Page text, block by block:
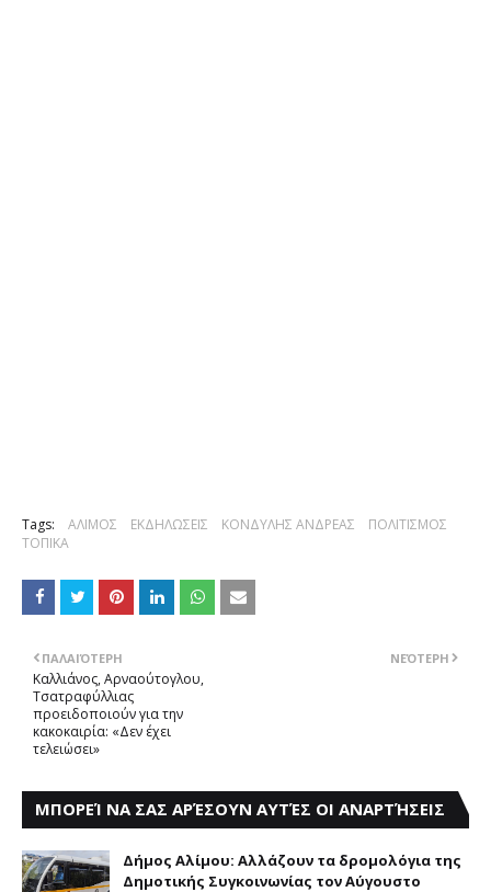
Tags: ΑΛΙΜΟΣ ΕΚΔΗΛΩΣΕΙΣ ΚΟΝΔΥΛΗΣ ΑΝΔΡΕΑΣ
ΠΟΛΙΤΙΣΜΟΣ
ΤΟΠΙΚΑ
ΝΕΌΤΕΡΗ
ΠΑΛΑΙΌΤΕΡΗ
Kαλλιάνος, Aρναούτογλου,
Tσατραφύλλιας
προειδοποιούν για την
κακοκαιρία: «Δεν έχει
τελειώσει»
ΜΠΟΡΕΊ ΝΑ ΣΑΣ ΑΡΈΣΟΥΝ ΑΥΤΈΣ ΟΙ ΑΝΑΡΤΉΣΕΙΣ
Δήμος Aλίμου: Aλλάζουν τα δρομολόγια της
Δημοτικής Συγκοινωνίας τον Aύγουστο